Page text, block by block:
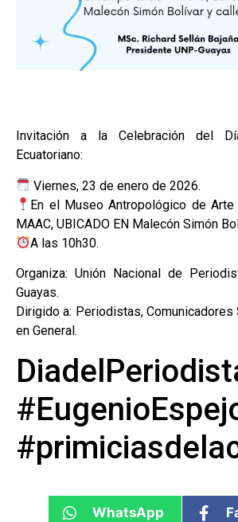
Invitación a la Celebración del
Ecuatoriano:
Viernes, 23 de enero de 2026.
En el Museo Antropológico de Arte
MAAC, UBICADO EN Malecón Simón
A las 10h30.
Organiza: Unión Nacional de
Guayas.
Dirigido a: Periodistas,
en General.
WhatsApp